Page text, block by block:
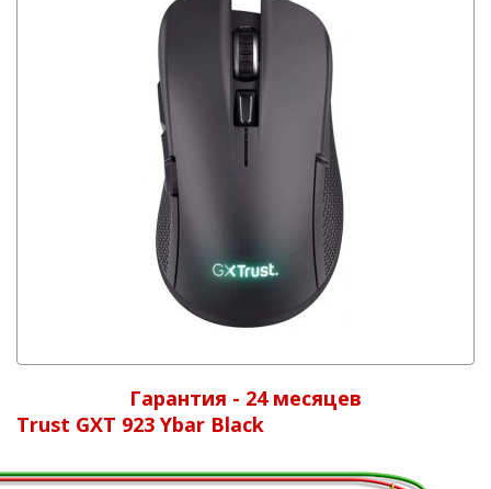
Гарантия - 24 месяцев
Trust GXT 923 Ybar Black